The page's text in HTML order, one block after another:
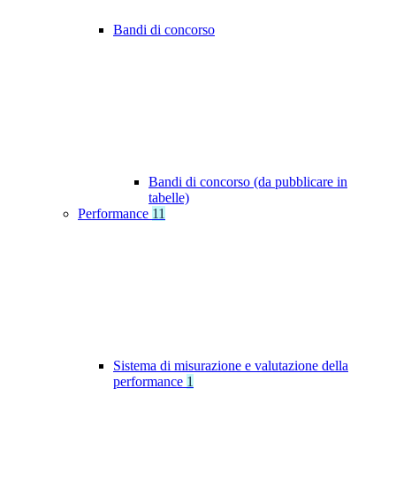
Bandi di concorso
Bandi di concorso (da pubblicare in
tabelle)
Performance 11
Sistema di misurazione e valutazione della
performance 1